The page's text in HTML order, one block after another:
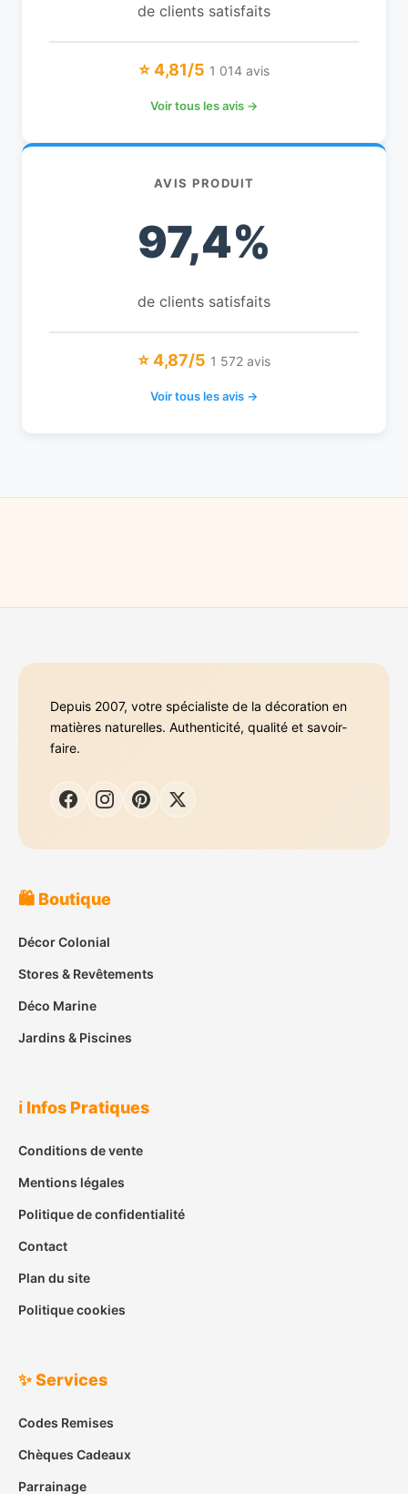
de clients satisfaits
⭐ 4,81/5 1 014 avis
Voir tous les avis →
AVIS PRODUIT
97,4%
de clients satisfaits
⭐ 4,87/5 1 572 avis
Voir tous les avis →
Depuis 2007, votre spécialiste de la décoration en
matières naturelles. Authenticité, qualité et savoir-
faire.
🛍️ Boutique
Décor Colonial
Stores & Revêtements
Déco Marine
Jardins & Piscines
ℹ️ Infos Pratiques
Conditions de vente
Mentions légales
Politique de confidentialité
Contact
Plan du site
Politique cookies
✨ Services
Codes Remises
Chèques Cadeaux
Parrainage